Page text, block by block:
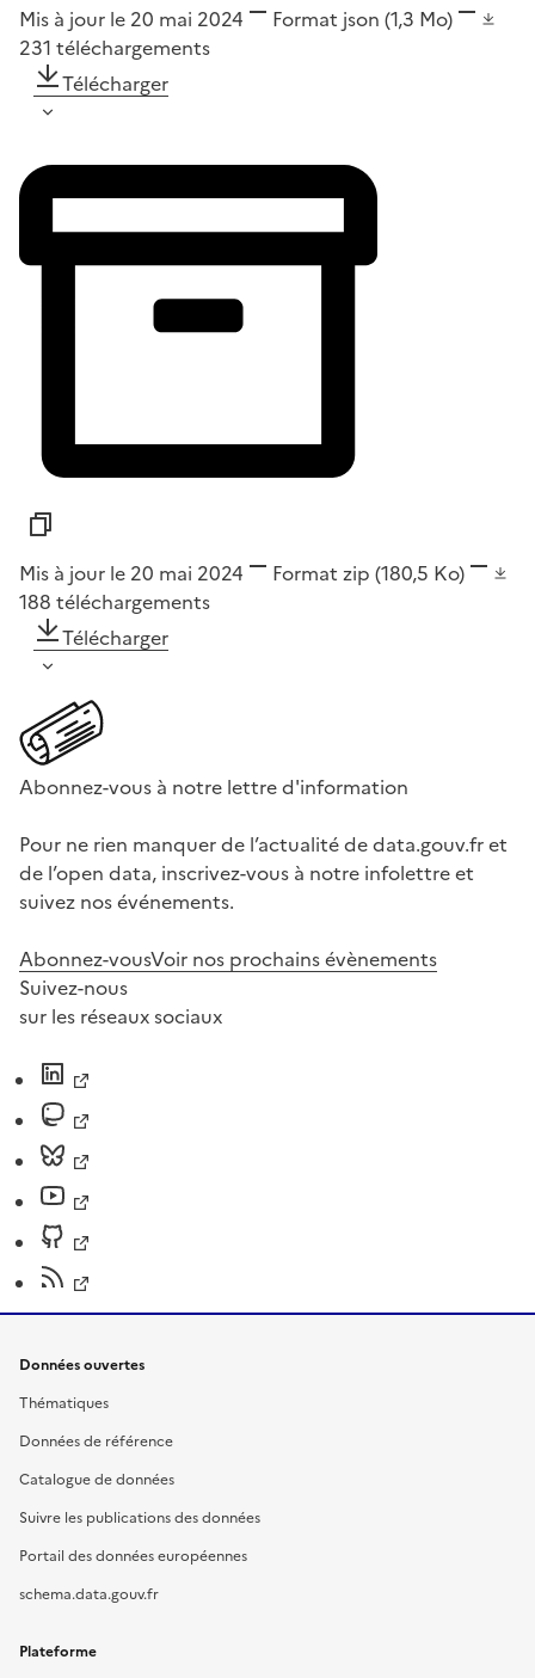
Mis à jour le 20 mai 2024 Format json (1,3 Mo)
231 téléchargements
Télécharger
Mis à jour le 20 mai 2024 Format zip (180,5 Ko)
188 téléchargements
Télécharger
Abonnez-vous à notre lettre d'information
Pour ne rien manquer de l’actualité de data.gouv.fr et
de l’open data, inscrivez-vous à notre infolettre et
suivez nos événements.
Abonnez-vousVoir nos prochains évènements
Suivez-nous
sur les réseaux sociaux
Données ouvertes
Thématiques
Données de référence
Catalogue de données
Suivre les publications des données
Portail des données européennes
schema.data.gouv.fr
Plateforme